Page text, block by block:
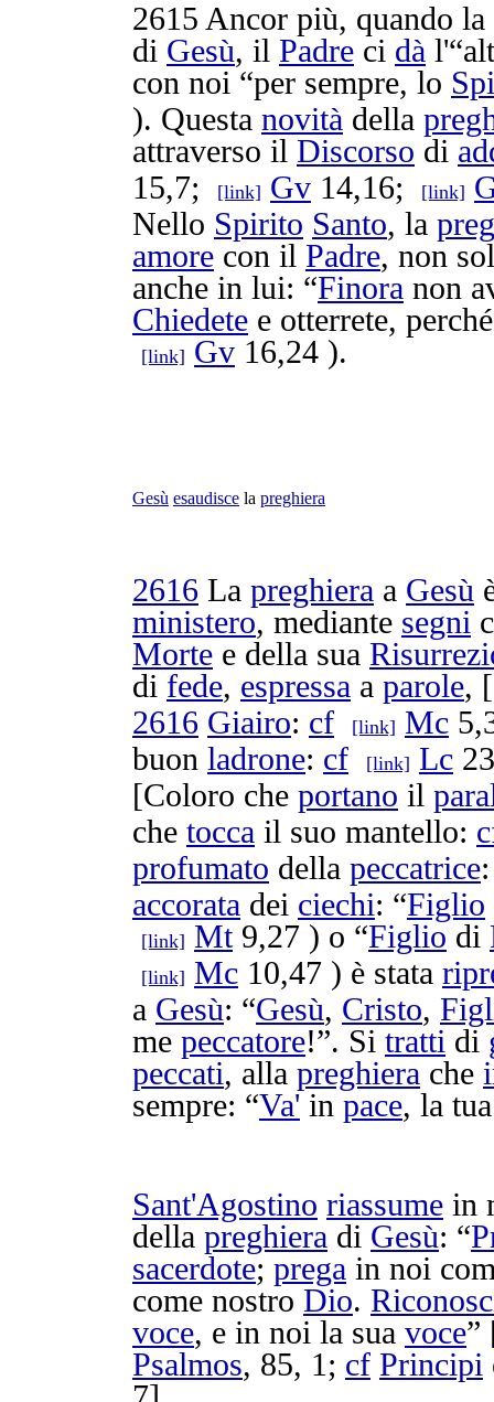
2615 Ancor più, quando
di Gesù, il Padre ci dà
con noi “per sempre, lo
). Questa novità della
attraverso il Discorso di
15,7;
[link] Gv 14,16; [link]
Nello Spirito Santo, la
amore con il Padre, non
anche in lui: “Finora non
Chiedete e otterrete,
[link] Gv 16,24 ).
Gesù esaudisce la preghiera
2616 La preghiera a Gesù
ministero, mediante segni
Morte e della sua
di fede, espressa a parole,
2616 Giairo: cf [link] Mc
buon ladrone: cf [link] Lc
[Coloro che portano il
che tocca il suo mantello:
profumato della peccatrice
accorata dei ciechi: “Figlio
[link] Mt9,27 ) o “Figlio di
[link] Mc 10,47 ) è stata
a Gesù: “Gesù, Cristo,
me peccatore!”. Si tratti di
peccati, alla preghiera che
sempre: “Va' in pace, la
Sant'Agostino riassume in
della preghiera di Gesù: “
sacerdote; prega in noi
come nostro Dio.
voce, e in noi la sua voce”
Psalmos, 85, 1; cf Principi